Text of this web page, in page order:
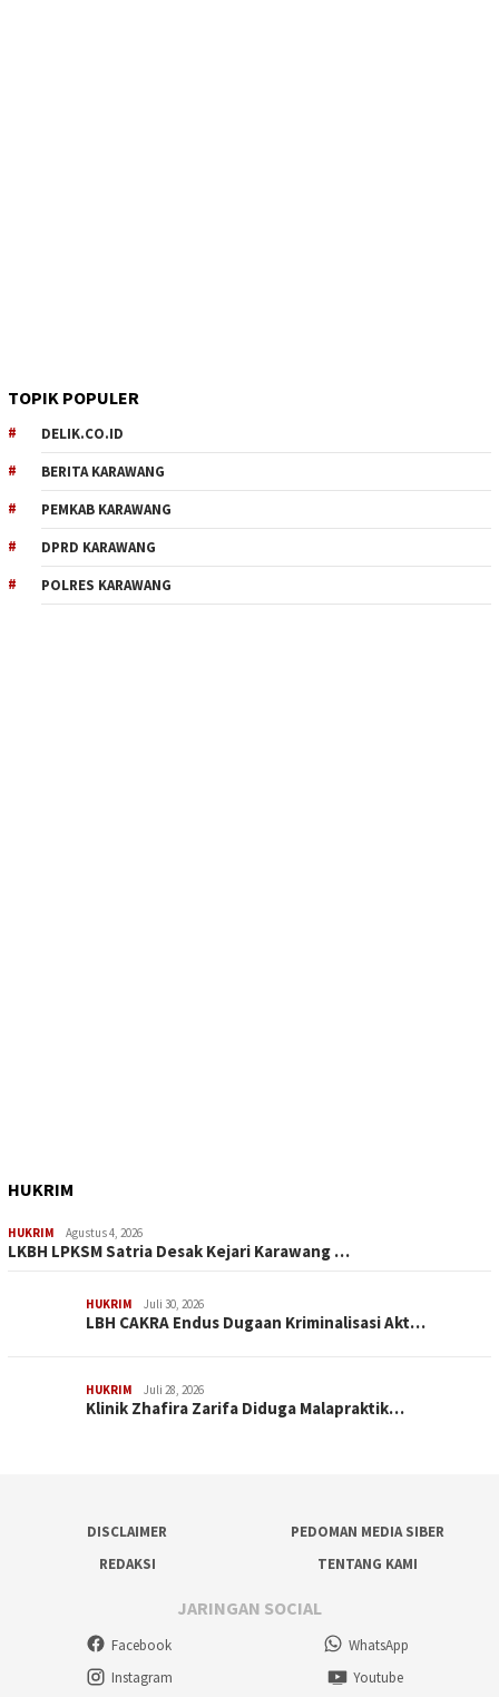
TOPIK POPULER
DELIK.CO.ID
BERITA KARAWANG
PEMKAB KARAWANG
DPRD KARAWANG
POLRES KARAWANG
HUKRIM
HUKRIM Agustus 4, 2026
LKBH LPKSM Satria Desak Kejari Karawang …
HUKRIM Juli 30, 2026
LBH CAKRA Endus Dugaan Kriminalisasi Akt…
HUKRIM Juli 28, 2026
Klinik Zhafira Zarifa Diduga Malapraktik…
DISCLAIMER
PEDOMAN MEDIA SIBER
REDAKSI
TENTANG KAMI
JARINGAN SOCIAL
Facebook
WhatsApp
Instagram
Youtube